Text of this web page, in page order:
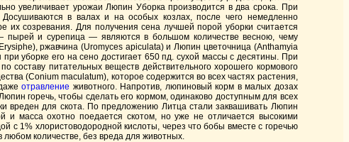
увеличивает урожаи Люпин Уборка производится в два срока. При
в валах и на особых козлах, после чего немедленно
созревания. Для получения сена лучшей порой уборки считается
и сурепица — являются в большом количестве весною, чему
ржавчина (Uromyces apiculata) и Люпин цветочница (Anthamyia
уборке его на сено достигает 650 пд. сухой массы с десятины. При
питательных веществ действительного хорошего кормового
(Conium maculatum), которое содержится во всех частях растения,
отравление животного. Напротив, люпиновый корм в малых дозах
горечь, чтобы сделать его кормом, одинаково доступным для всех
вреден для скота. По предложению Литца стали заквашивать Люпин
и масса охотно поедается скотом, но уже не отличается высокими
1% хлористоводородной кислоты, через что бобы вместе с горечью
количестве, без вреда для животных.